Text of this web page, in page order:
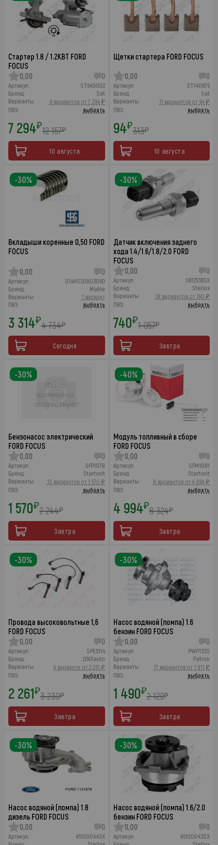
Cтартер 1.8 / 1.2КВТ FORD
FOCUS
0,00
0
Артикул:
ST640002
Бренд:
Sat
Варианты:
6 вариантов от 7 294 ₽
ПВЗ:
выбрать
7 294₽12 157₽
10 августа
Щетки стартера FORD FOCUS
0,00 0
Артикул:
ST140975
Бренд:
Sat
Варианты:
11 вариантов от 94 ₽
ПВЗ:
выбрать
94₽313₽
10 августа
Вкладыши коренные 0,50 FORD
FOCUS
0,00 0
Артикул:
014HS20803050
Бренд:
Mahle
Варианты:
1 вариант
ПВЗ:
выбрать
3 314₽4 734₽
Сегодня
-30%
Датчик включения заднего
хода 1.4/1.6/1.8/2.0 FORD
FOCUS
0,00
0
Артикул:
0612536SX
Бренд:
Stellox
Варианты:
18 вариантов от 740 ₽
ПВЗ:
выбрать
740₽1 057₽
Завтра
-30%
Бензонасос электрический
FORD FOCUS
0,00
0
Артикул:
SFP1078
Бренд:
Startvolt
Варианты:
13 вариантов от 1 570 ₽
ПВЗ:
выбрать
1 570₽2 244₽
Завтра
-30%
Модуль топливный в сборе
FORD FOCUS
0,00
0
Артикул:
SFM1081
Бренд:
Startvolt
Варианты:
8 вариантов от 4 994 ₽
ПВЗ:
выбрать
4 994₽8 324₽
Завтра
-40%
Провода высоковольтные 1,6
FORD FOCUS
0,00
0
Артикул:
SPE5114
Бренд:
LYNXauto
Варианты:
4 варианта от 2 261 ₽
ПВЗ:
выбрать
2 261₽3 230₽
Завтра
-30%
Насос водяной (помпа) 1.6
бензин FORD FOCUS
0,00
0
Артикул:
PWP1320
Бренд:
Patron
Варианты:
17 вариантов от 1 911 ₽
ПВЗ:
выбрать
1 490₽2 129₽
Завтра
-30%
Насос водяной (помпа) 1.8
дизель FORD FOCUS
0,00
0
Артикул:
45100044SX
-30%
Насос водяной (помпа) 1.6/2.0
бензин FORD FOCUS
0,00
0
Артикул:
45100043SX
-30%